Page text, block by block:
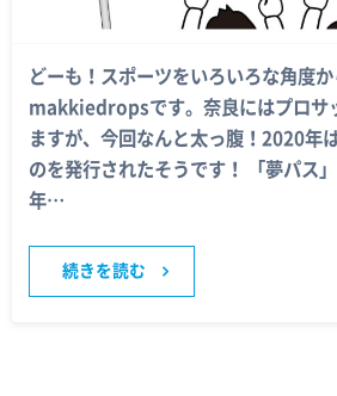
どーも！スポーツをいろいろな角度
makkiedropsです。奈良にはプロサ
ますが、今回なんと太っ腹！2020年
のを発行されたそうです！ 「夢パス
年…
続きを読む